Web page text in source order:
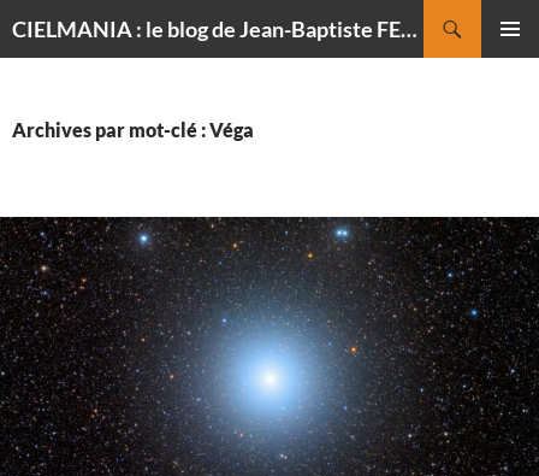
CIELMANIA : le blog de Jean-Baptiste FELDMANN, photographe du ciel
Archives par mot-clé : Véga